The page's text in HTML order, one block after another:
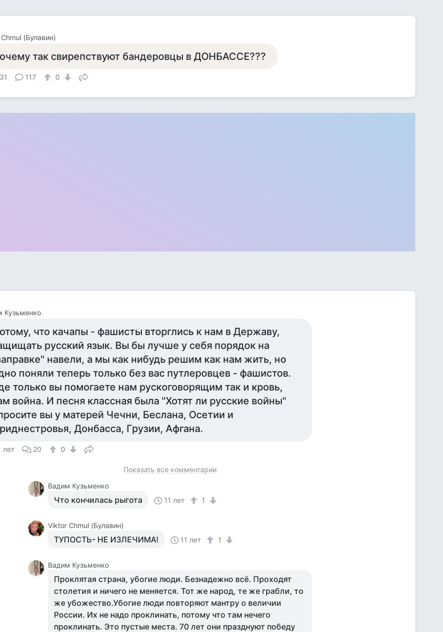
(Булавин)
так свирепствуют бандеровцы в ДОНБАССЕ???
117 0
Кузьменко
что качапы - фашисты вторглись к нам в Державу,
русский язык. Вы бы лучше у себя порядок на
навели, а мы как нибудь решим как нам жить, но
поняли теперь только без вас путлеровцев - фашистов.
только вы помогаете нам рускоговорящим так и кровь,
война. И песня классная была "Хотят ли русские войны"
вы у матерей Чечни, Беслана, Осетии и
Донбасса, Грузии, Афгана.
лет 20 0
Показать все комментарии
Вадим Кузьменко
Что кончилась рыгота 11 лет 1
Viktor Chmul (Булавин)
ТУПОСТЬ- НЕ ИЗЛЕЧИМА! 11 лет 1
Вадим Кузьменко
Проклятая страна, убогие люди. Безнадежно всё. Проходят
столетия и ничего не меняется. Тот же народ, те же грабли, то
же убожество.Убогие люди повторяют мантру о величии
России. Их не надо проклинать, потому что там нечего
проклинать. Это пустые места. 70 лет они празднуют победу